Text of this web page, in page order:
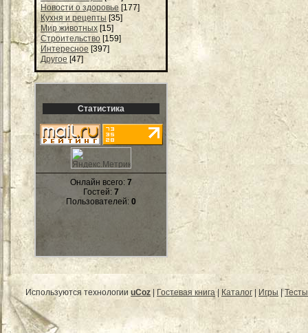
Новости о здоровье [177]
Кухня и рецепты [35]
Мир животных [15]
Строительство [159]
Интересное [397]
Другое [47]
Статистика
Онлайн всего: 7
Гостей: 7
Пользователей: 0
Используются технологии uCoz Гостевая книга| Каталог Игры |Тесты